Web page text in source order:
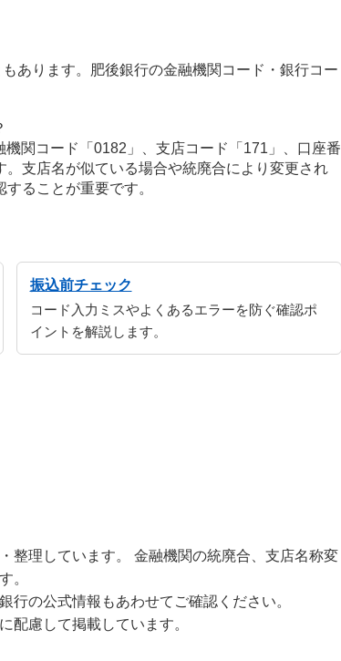
あります。肥後銀行の金融機関コード・銀行コー
関コード「0182」、支店コード「171」、口座番
支店名が似ている場合や統廃合により変更され
ることが重要です。
振込前チェック
コード入力ミスやよくあるエラーを防ぐ確認ポ
イントを解説します。
整理しています。 金融機関の統廃合、支店名称変
。
行の公式情報もあわせてご確認ください。
配慮して掲載しています。